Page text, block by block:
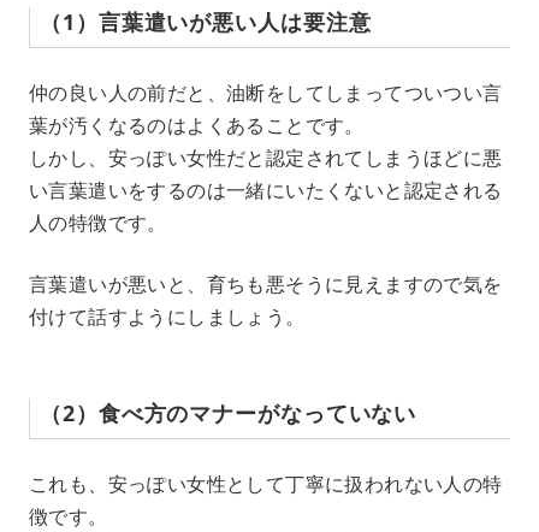
（1）言葉遣いが悪い人は要注意
仲の良い人の前だと、油断をしてしまってついつい言
葉が汚くなるのはよくあることです。
しかし、安っぽい女性だと認定されてしまうほどに悪
い言葉遣いをするのは一緒にいたくないと認定される
人の特徴です。
言葉遣いが悪いと、育ちも悪そうに見えますので気を
付けて話すようにしましょう。
（2）食べ方のマナーがなっていない
これも、安っぽい女性として丁寧に扱われない人の特
徴です。